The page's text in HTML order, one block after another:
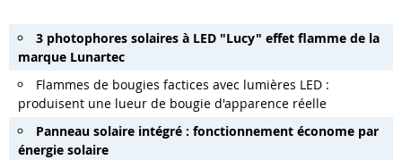
3 photophores solaires à LED "Lucy" effet flamme de la
marque Lunartec
Flammes de bougies factices avec lumières LED :
produisent une lueur de bougie d'apparence réelle
Panneau solaire intégré : fonctionnement économe par
énergie solaire